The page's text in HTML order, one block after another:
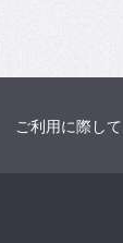
ご利用に際して